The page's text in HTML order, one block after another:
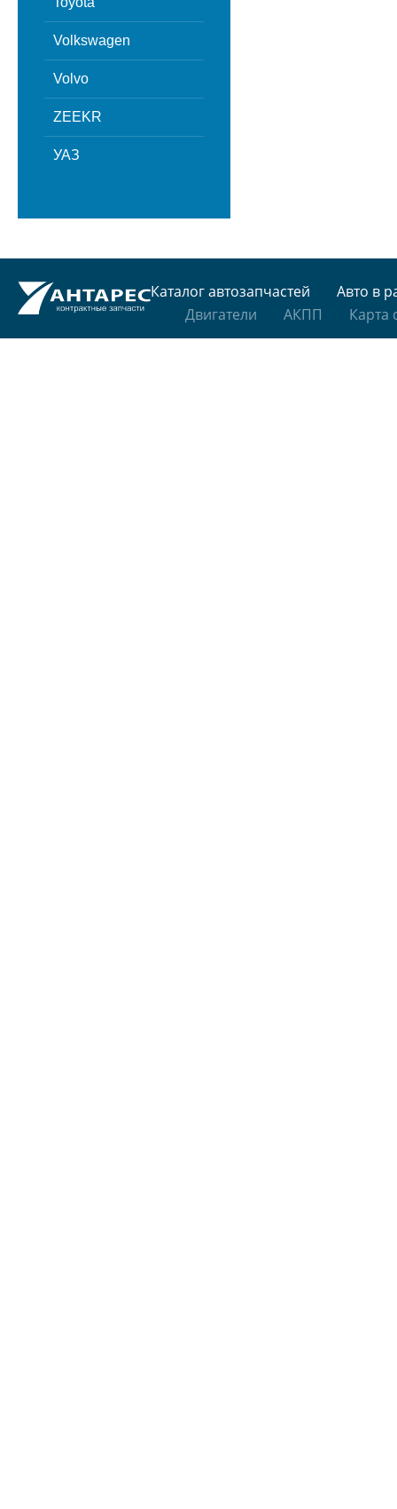
Volkswagen
Volvo
ZEEKR
УАЗ
Каталог автозапчастей
Авто в
Двигатели
АКПП Карта